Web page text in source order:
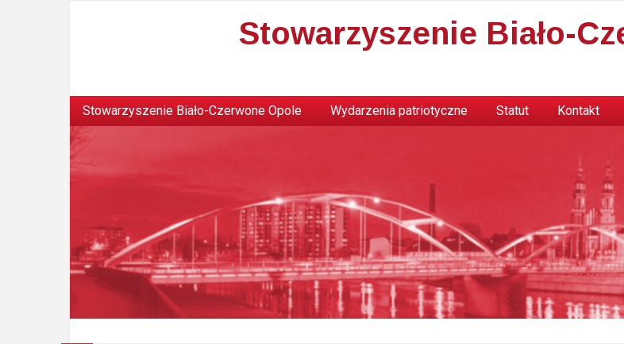
Stowarzyszenie Biało-
Stowarzyszenie Biało-Czerwone Opole Wydarzenia patriotyczne Statut Kontakt